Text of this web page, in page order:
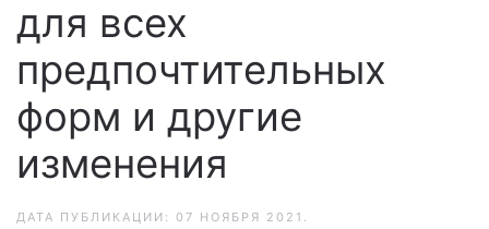
для всех
предпочтительных
форм и другие
изменения
ДАТА ПУБЛИКАЦИИ: 07 НОЯБРЯ 2021 .